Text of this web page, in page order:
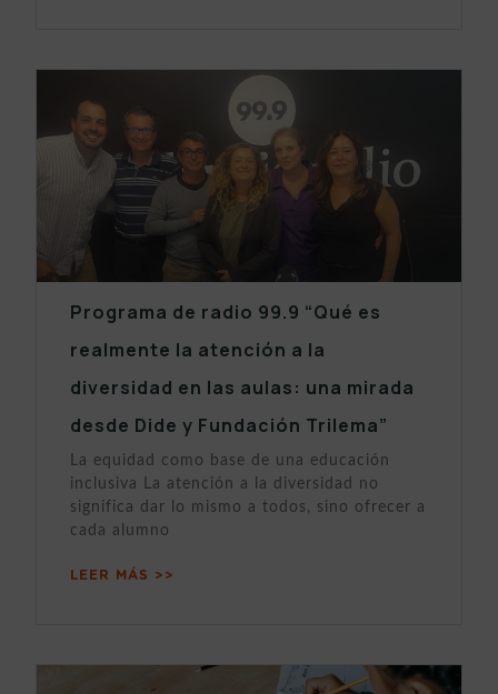
Programa de radio 99.9 “Qué es
realmente la atención a la
diversidad en las aulas: una mirada
desde Dide y Fundación Trilema”
La equidad como base de una educación
inclusiva La atención a la diversidad no
significa dar lo mismo a todos, sino ofrecer a
cada alumno
LEER MÁS >>